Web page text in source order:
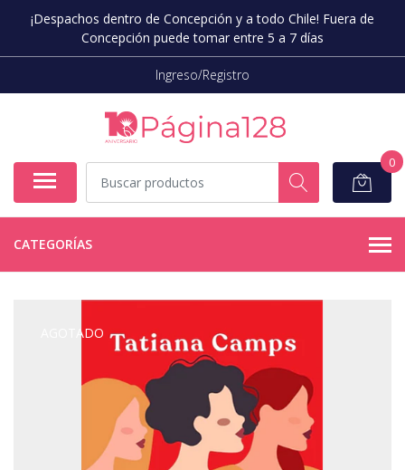
¡Despachos dentro de Concepción y a todo Chile! Fuera de
Concepción puede tomar entre 5 a 7 días
Ingreso/Registro
0
CATEGORÍAS
AGOTADO